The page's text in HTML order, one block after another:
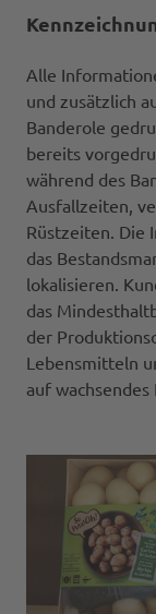
Alle
und zusätzlich
Banderole
bereits
während des
Ausfallzeiten,
Rüstzeiten. Die
das
lokalisieren.
das
der
Lebensmitteln
auf